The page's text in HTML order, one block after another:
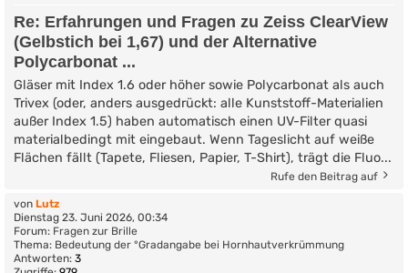
Re: Erfahrungen und Fragen zu Zeiss ClearView
(Gelbstich bei 1,67) und der Alternative
Polycarbonat ...
Gläser mit Index 1.6 oder höher sowie Polycarbonat als auch
Trivex (oder, anders ausgedrückt: alle Kunststoff-Materialien
außer Index 1.5) haben automatisch einen UV-Filter quasi
materialbedingt mit eingebaut. Wenn Tageslicht auf weiße
Flächen fällt (Tapete, Fliesen, Papier, T-Shirt), trägt die Fluo...
Rufe den Beitrag auf
von Lutz
Dienstag 23. Juni 2026, 00:34
Forum: Fragen zur Brille
Thema: Bedeutung der °Gradangabe bei Hornhautverkrümmung
Antworten: 3